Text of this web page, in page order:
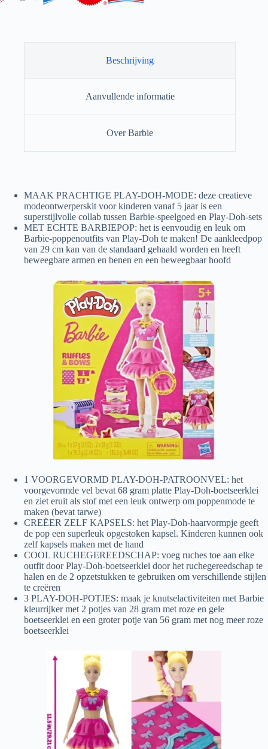
Beschrijving
Aanvullende informatie
Over Barbie
MAAK PRACHTIGE PLAY-DOH-MODE: deze creatieve
modeontwerperskit voor kinderen vanaf 5 jaar is een
superstijlvolle collab tussen Barbie-speelgoed en Play-Doh-sets
MET ECHTE BARBIEPOP: het is eenvoudig en leuk om
Barbie-poppenoutfits van Play-Doh te maken! De aankleedpop
van 29 cm kan van de standaard gehaald worden en heeft
beweegbare armen en benen en een beweegbaar hoofd
1 VOORGEVORMD PLAY-DOH-PATROONVEL: het
voorgevormde vel bevat 68 gram platte Play-Doh-boetseerklei
en ziet eruit als stof met een leuk ontwerp om poppenmode te
maken (bevat tarwe)
CREËER ZELF KAPSELS: het Play-Doh-haarvormpje geeft
de pop een superleuk opgestoken kapsel. Kinderen kunnen ook
zelf kapsels maken met de hand
COOL RUCHEGEREEDSCHAP: voeg ruches toe aan elke
outfit door Play-Doh-boetseerklei door het ruchegereedschap te
halen en de 2 opzetstukken te gebruiken om verschillende stijlen
te creëren
3 PLAY-DOH-POTJES: maak je knutselactiviteiten met Barbie
kleurrijker met 2 potjes van 28 gram met roze en gele
boetseerklei en een groter potje van 56 gram met nog meer roze
boetseerklei